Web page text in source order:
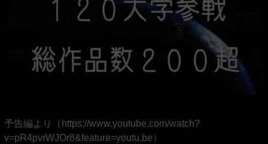
予告編より（https://www.youtube.com/watch?
v=pR4pvrWJOr8&feature=youtu.be）